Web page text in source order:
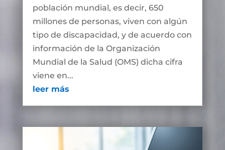
población mundial, es decir, 650
millones de personas, viven con algún
tipo de discapacidad, y de acuerdo con
información de la Organización
Mundial de la Salud (OMS) dicha cifra
viene en...
leer más